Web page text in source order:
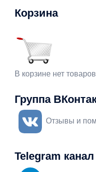
Корзина
В корзине нет товаров
Группа
Отзывы и
Telegram канал